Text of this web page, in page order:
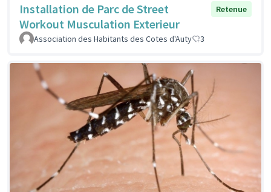
Installation de Parc de Street
Workout Musculation Exterieur
Retenue
Association des Habitants des Cotes d'Auty 3